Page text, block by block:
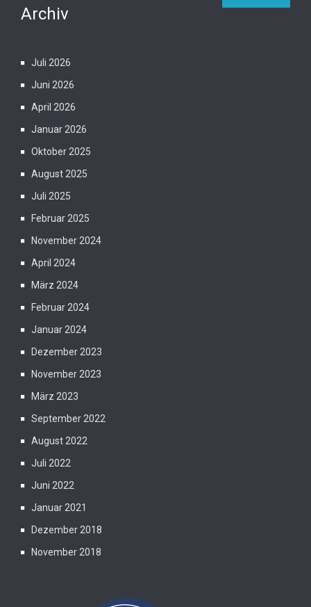
Archiv
Juli 2026
Juni 2026
April 2026
Januar 2026
Oktober 2025
August 2025
Juli 2025
Februar 2025
November 2024
April 2024
März 2024
Februar 2024
Januar 2024
Dezember 2023
November 2023
März 2023
September 2022
August 2022
Juli 2022
Juni 2022
Januar 2021
Dezember 2018
November 2018